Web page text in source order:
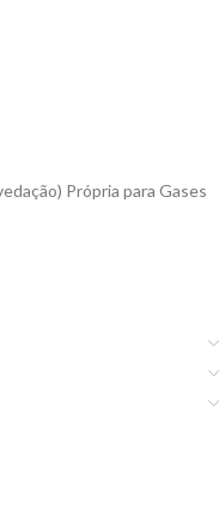
Própria para Gases